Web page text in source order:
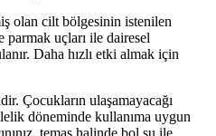
olan cilt bölgesinin istenilen
parmak uçları ile dairesel
Daha hızlı etki almak için
Çocukların ulaşamayacağı
döneminde kullanıma uygun
temas halinde bol su ile